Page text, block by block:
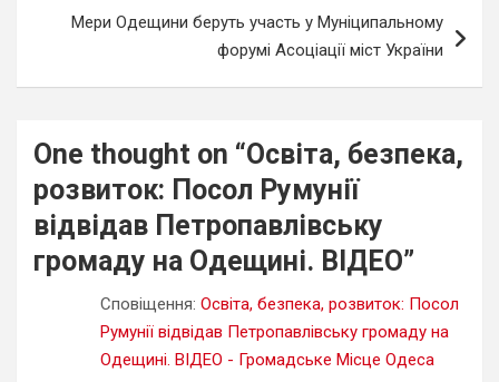
Мери Одещини беруть участь у Муніципальному
форумі Асоціації міст України
One thought on “Освіта, безпека,
розвиток: Посол Румунії
відвідав Петропавлівську
громаду на Одещині. ВІДЕО”
Сповіщення: Освіта, безпека, розвиток: Посол
Румунії відвідав Петропавлівську громаду на
Одещині. ВІДЕО - Громадське Місце Одеса